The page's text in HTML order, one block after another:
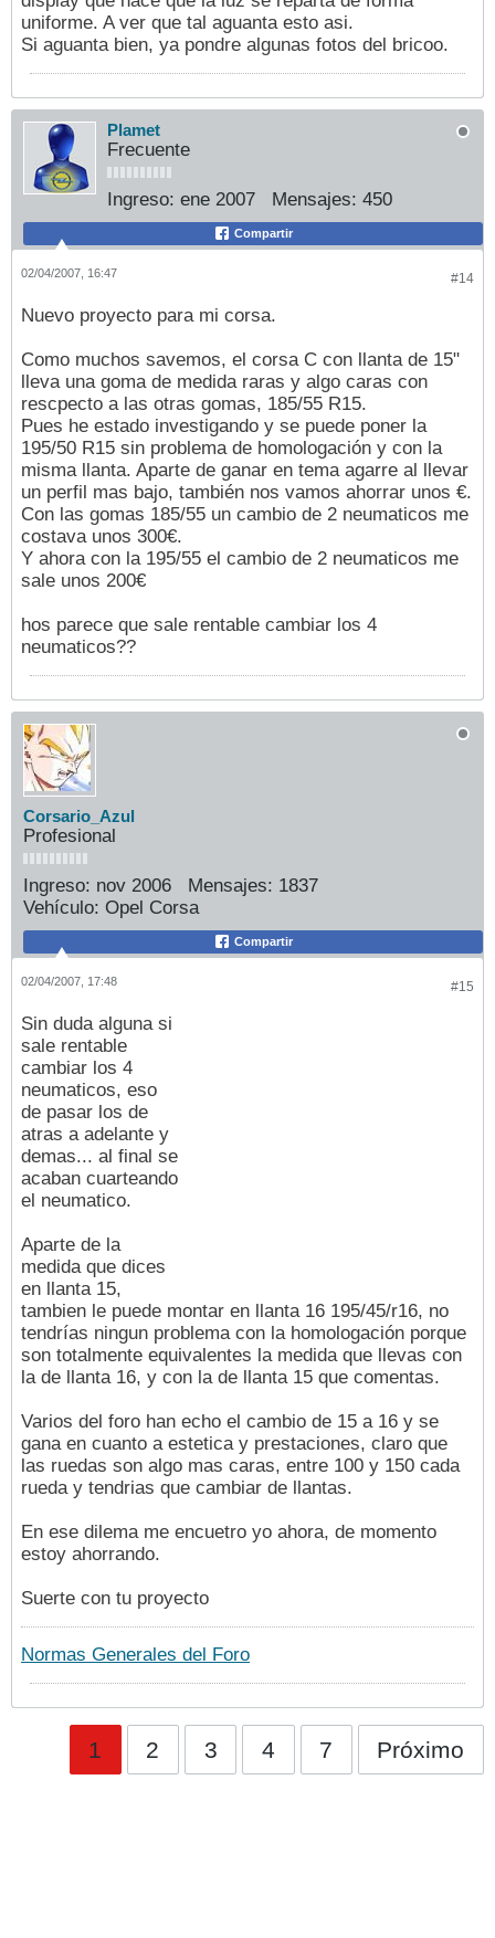
uniforme. A ver que tal aguanta esto asi.
Si aguanta bien, ya pondre algunas fotos del bricoo.
Plamet
Frecuente
Ingreso: ene 2007 Mensajes: 450
Compartir
#14
02/04/2007, 16:47
Nuevo proyecto para mi corsa.
Como muchos savemos, el corsa C con llanta de 15"
lleva una goma de medida raras y algo caras con
rescpecto a las otras gomas, 185/55 R15.
Pues he estado investigando y se puede poner la
195/50 R15 sin problema de homologación y con la
misma llanta. Aparte de ganar en tema agarre al llevar
un perfil mas bajo, también nos vamos ahorrar unos €.
Con las gomas 185/55 un cambio de 2 neumaticos me
costava unos 300€.
Y ahora con la 195/55 el cambio de 2 neumaticos me
sale unos 200€
hos parece que sale rentable cambiar los 4
neumaticos??
Corsario_Azul
Profesional
Ingreso: nov 2006 Mensajes: 1837
Vehículo: Opel Corsa
Compartir
#15
02/04/2007, 17:48
Sin duda alguna si
sale rentable
cambiar los 4
neumaticos, eso
de pasar los de
atras a adelante y
demas... al final se
acaban cuarteando
el neumatico.
Aparte de la
medida que dices
en llanta 15,
tambien le puede montar en llanta 16 195/45/r16, no
tendrías ningun problema con la homologación porque
son totalmente equivalentes la medida que llevas con
la de llanta 16, y con la de llanta 15 que comentas.
Varios del foro han echo el cambio de 15 a 16 y se
gana en cuanto a estetica y prestaciones, claro que
las ruedas son algo mas caras, entre 100 y 150 cada
rueda y tendrias que cambiar de llantas.
En ese dilema me encuetro yo ahora, de momento
estoy ahorrando.
Suerte con tu proyecto
Normas Generales del Foro
1 2 3 4 7 Próximo